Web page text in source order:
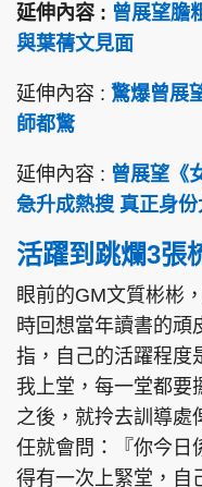
延伸內容 : 曾展望膽
與葉蒨文見面
延伸內容 : 驚爆曾展
師都驚
延伸內容 : 曾展望《
急升成熱搜 真正身
活躍到跳爛3張
眼前的GM文質彬彬
時回想當年讀書的頑
指，自己的活躍程度
我上堂，每一堂都要
之後，就拎去訓導處
任就會問：『你今日
得有一次上緊堂，自